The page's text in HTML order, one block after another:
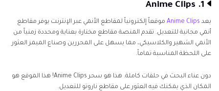
الأسئلة الشائعة حول مقاطع الأنمي المجانية للتعديل1. Anime Clips
يعد Anime Clips موقعاً إلكترونياً لمقاطع الأنمي عبر الإنترنت يوفر مقاطع
أنمي مجانية للتعديل. تقدم المنصة مقاطع مختارة بعناية ومحددة زمنياً من
الأنمي الشهير والكلاسيكي، مما يسهل على المحررين وصناع الميمز العثور
على اللحظة المناسبة تماماً.
دون عناء البحث في حلقات كاملة. هذا هو سحر Anime Clips! هذا الموقع هو
المكان الذي يمكنك فيه العثور على مقاطع ناروتو للتعديل.